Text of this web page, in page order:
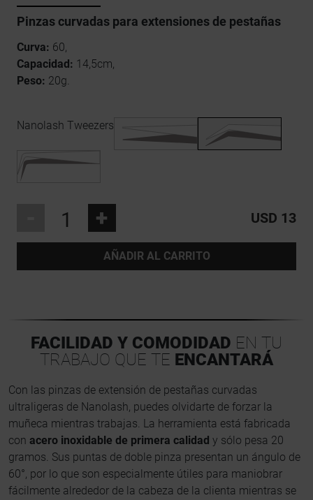
Pinzas curvadas para extensiones de pestañas
Curva: 60,
Capacidad: 14,5cm,
Peso: 20g.
Nanolash Tweezers
+ USD 13
AÑADIR AL CARRITO
FACILIDAD Y COMODIDAD EN TU
TRABAJO QUE TE ENCANTARÁ
Con las pinzas de extensión de pestañas curvadas
ultraligeras de Nanolash, puedes olvidarte de forzar la
muñeca mientras trabajas. La herramienta está fabricada
con acero inoxidable de primera calidad y sólo pesa 20
gramos. Sus puntas de doble pinza presentan un ángulo de
60°, por lo que son especialmente útiles para maniobrar
fácilmente alrededor de la cabeza de la clienta mientras se